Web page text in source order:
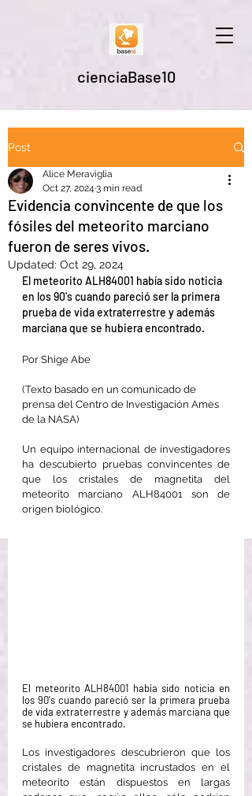
cienciaBase10
Post
Evidencia convincente de que los
fósiles del meteorito marciano
fueron de seres vivos.
Alice Meraviglia
Oct 27, 2024 3 min read
Updated: Oct 29, 2024
El meteorito ALH84001 había sido noticia
en los 90's cuando pareció ser la primera
prueba de vida extraterrestre y además
marciana que se hubiera encontrado.
Por Shige Abe
(Texto basado en un comunicado de
prensa del Centro de Investigación Ames
de la NASA)
Un equipo internacional de investigadores
ha descubierto pruebas convincentes de
que los cristales de magnetita del
meteorito marciano ALH84001 son de
origen biológico.
El meteorito ALH84001 había sido noticia en
los 90's cuando pareció ser la primera prueba
de vida extraterrestre y además marciana que
se hubiera encontrado.
Los investigadores descubrieron que los
cristales de magnetita incrustados en el
meteorito están dispuestos en largas